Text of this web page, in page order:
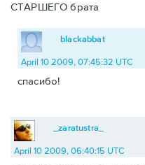
СТАРШЕГО брата
blackabbat
April 10 2009, 07:45:32 UTC
спасибо!
_zaratustra_
April 10 2009, 06:40:15 UTC